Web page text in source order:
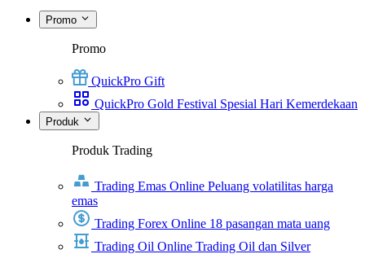
Promo
Promo
QuickPro Gift
QuickPro Gold Festival Spesial Hari Kemerdekaan
Produk
Produk Trading
Trading Emas Online Peluang volatilitas harga
emas
Trading Forex Online 18 pasangan mata uang
Trading Oil Online Trading Oil dan Silver